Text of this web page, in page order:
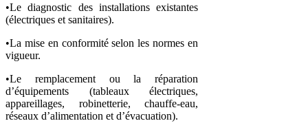
•Le diagnostic des installations existantes
(électriques et sanitaires).
•La mise en conformité selon les normes en
vigueur.
•Le remplacement ou la réparation
d’équipements (tableaux électriques,
appareillages, robinetterie, chauffe-eau,
réseaux d’alimentation et d’évacuation).